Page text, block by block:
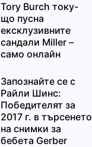
Tory Burch току-
що пусна
ексклузивните
сандали Miller –
само онлайн
Запознайте се с
Райли Шинс:
Победителят за
2017 г. в търсенето
на снимки за
бебета Gerber